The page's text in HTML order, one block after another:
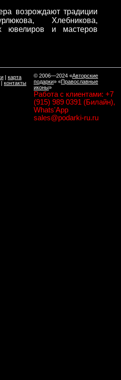
возрождают традиции
Хлебникова,
ювелиров и мастеров
| карта
| контакты
© 2006—2024 «Авторские
подарки» «Православные
иконы»
Работа с клиентами: +7
(915) 989 0391 (Билайн),
Whats'App
sales@podarki-ru.ru